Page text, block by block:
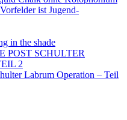
ist Jugend-
in the shade
POST SCHULTER
2
Labrum Operation – Teil